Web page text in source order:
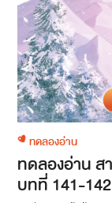
ทดลองอ่าน
ทดลองอ่าน
บทที่ 141-142